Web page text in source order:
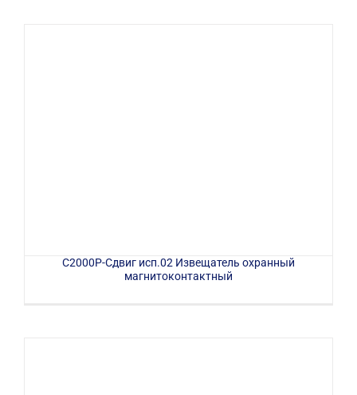
С2000Р-Сдвиг исп.02 Извещатель охранный
магнитоконтактный